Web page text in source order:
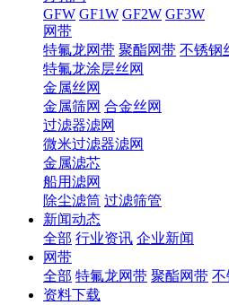
GFW GF1W GF2W GF3W
网带
特氟龙网带 聚酯网带 不锈钢
特氟龙涂层丝网
金属丝网
金属筛网 合金丝网
过滤器滤网
微米过滤器滤网
金属滤芯
船用滤网
除尘滤筒 过滤筛管
新闻动态
全部 行业资讯 企业新闻
网带
全部 特氟龙网带 聚酯网带 不
资料下载